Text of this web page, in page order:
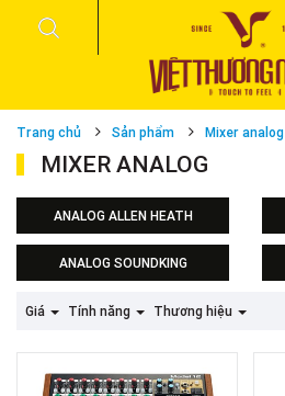
Trang chủ Sản phẩm Mixer analog
MIXER ANALOG
ANALOG ALLEN HEATH
ANALOG SOUNDKING
Giá Tính năng Thương hiệu